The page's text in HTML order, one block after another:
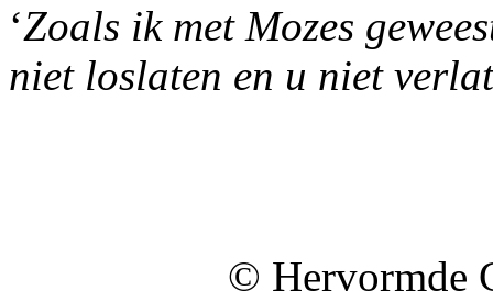
‘Zoals ik met Mozes
niet loslaten en u niet
© Hervormde